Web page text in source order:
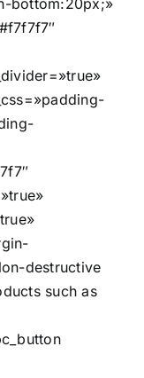
destructive
such as